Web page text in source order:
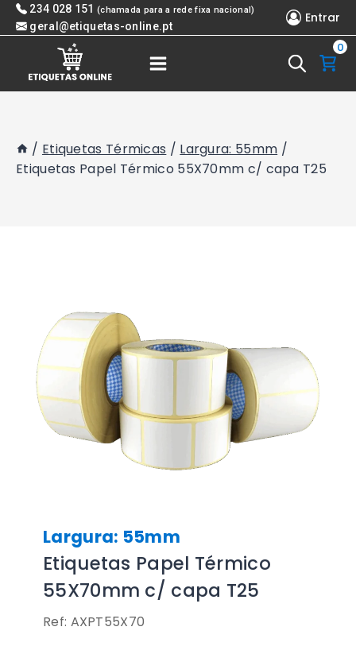
Skip 234 028 151 (chamada para a rede fixa nacional)
geral@etiquetas-online.pt
Entrar
0
/ Etiquetas Térmicas / Largura: 55mm /
Etiquetas Papel Térmico 55X70mm c/ capa T25
Largura: 55mm
Etiquetas Papel Térmico
55X70mm c/ capa T25
Ref: AXPT55X70